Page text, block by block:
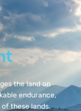
the land on
endurance,
these lands.